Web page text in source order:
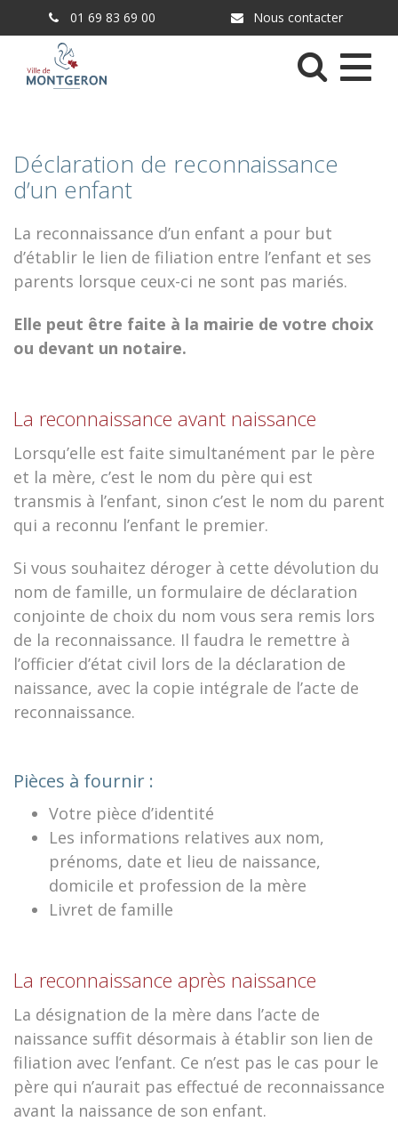
01 69 83 69 00 Nous contacter
Menu
Déclaration de reconnaissance
d’un enfant
La reconnaissance d’un enfant a pour but
d’établir le lien de filiation entre l’enfant et ses
parents lorsque ceux-ci ne sont pas mariés.
Elle peut être faite à la mairie de votre choix
ou devant un notaire.
La reconnaissance avant naissance
Lorsqu’elle est faite simultanément par le père
et la mère, c’est le nom du père qui est
transmis à l’enfant, sinon c’est le nom du parent
qui a reconnu l’enfant le premier.
Si vous souhaitez déroger à cette dévolution du
nom de famille, un formulaire de déclaration
conjointe de choix du nom vous sera remis lors
de la reconnaissance. Il faudra le remettre à
l’officier d’état civil lors de la déclaration de
naissance, avec la copie intégrale de l’acte de
reconnaissance.
Pièces à fournir :
Votre pièce d’identité
Les informations relatives aux nom,
prénoms, date et lieu de naissance,
domicile et profession de la mère
Livret de famille
La reconnaissance après naissance
La désignation de la mère dans l’acte de
naissance suffit désormais à établir son lien de
filiation avec l’enfant. Ce n’est pas le cas pour le
père qui n’aurait pas effectué de reconnaissance
avant la naissance de son enfant.